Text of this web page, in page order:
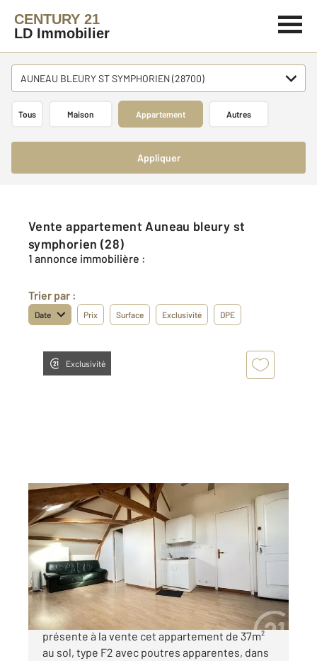
CENTURY 21
LD Immobilier
AUNEAU BLEURY ST SYMPHORIEN (28700)
Tous Maison Appartement Autres
Appliquer
Vente appartement Auneau bleury st
symphorien (28)
1 annonce immobilière :
Trier par :
Date Prix Surface Exclusivité DPE
Exclusivité
AUNEAU BLEURY ST SYMPHORIEN 28
22,80 m2, 2 pièces
Ref : 13218
Appartement F2 à vendre
59 900 €
A AUNEAU, CENTURY 21 LD Immobilier vous
présente à la vente cet appartement de 37m²
au sol, type F2 avec poutres apparentes, dans